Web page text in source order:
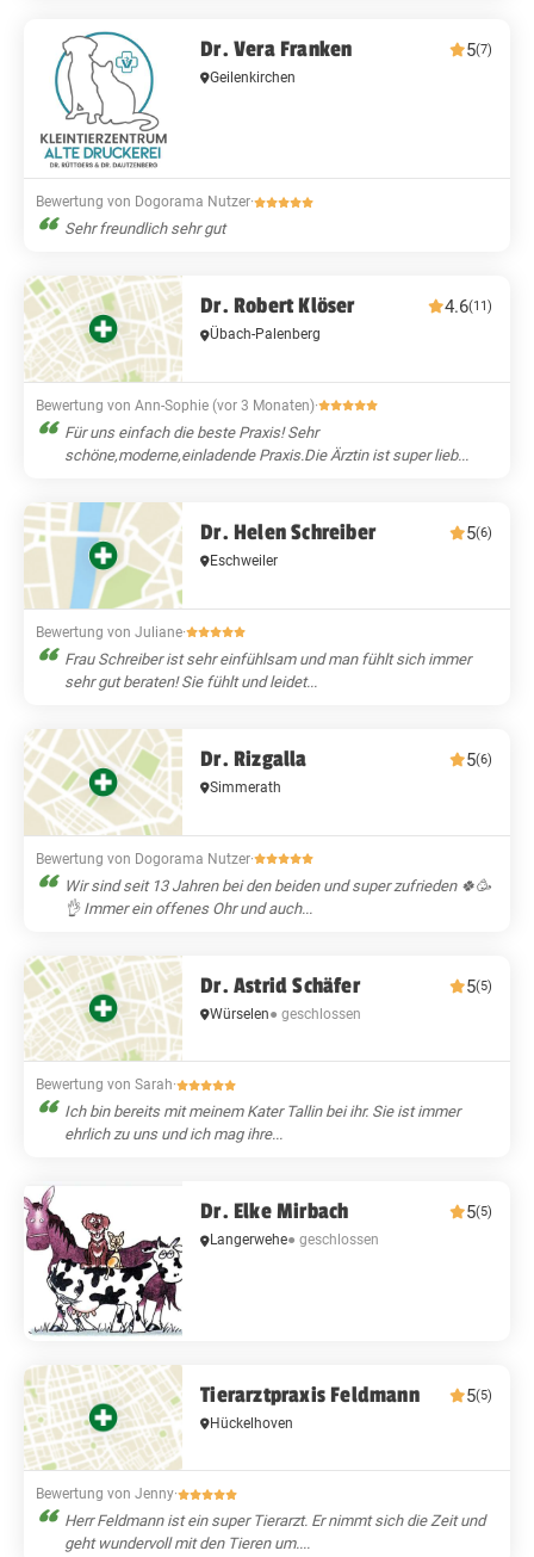
Dr. Vera Franken 5(7)
Geilenkirchen
Bewertung von Dogorama Nutzer·
Sehr freundlich sehr gut
Dr. Robert Klöser 4.6(11)
Übach-Palenberg
Bewertung von Ann-Sophie (vor 3 Monaten)·
Für uns einfach die beste Praxis! Sehr
schöne,moderne,einladende Praxis.Die Ärztin ist super lieb...
Dr. Helen Schreiber 5(6)
Eschweiler
Bewertung von Juliane·
Frau Schreiber ist sehr einfühlsam und man fühlt sich immer
sehr gut beraten! Sie fühlt und leidet...
Dr. Rizgalla 5(6)
Simmerath
Bewertung von Dogorama Nutzer·
Wir sind seit 13 Jahren bei den beiden und super zufrieden 🍀🥳
👌 Immer ein offenes Ohr und auch...
Dr. Astrid Schäfer 5(5)
Würselen● geschlossen
Bewertung von Sarah·
Ich bin bereits mit meinem Kater Tallin bei ihr. Sie ist immer
ehrlich zu uns und ich mag ihre...
Dr. Elke Mirbach 5(5)
Langerwehe● geschlossen
Tierarztpraxis Feldmann 5(5)
Hückelhoven
Bewertung von Jenny·
Herr Feldmann ist ein super Tierarzt. Er nimmt sich die Zeit und
geht wundervoll mit den Tieren um....